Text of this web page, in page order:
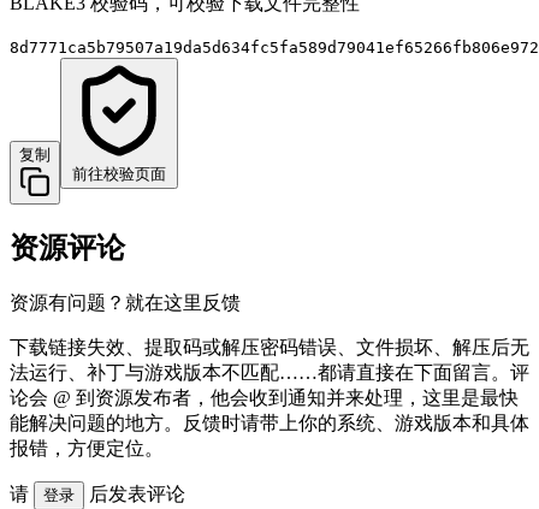
复制
前往校验页面
资源评论
资源有问题？就在这里反馈
下载链接失效、提取码或解压密码错误、文件损坏、解压后无
法运行、补丁与游戏版本不匹配……都请直接在下面留言。评
论会 @ 到资源发布者，他会收到通知并来处理，这里是最快
能解决问题的地方。反馈时请带上你的系统、游戏版本和具体
报错，方便定位。
请 登录 后发表评论